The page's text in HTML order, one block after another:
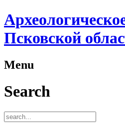
Псковской
Menu
Search